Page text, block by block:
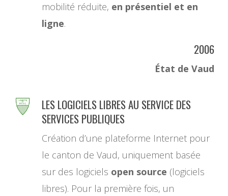
mobilité réduite, en présentiel et en
ligne.
2006
État de Vaud
LES LOGICIELS LIBRES AU SERVICE DES
SERVICES PUBLIQUES
Création d’une plateforme Internet pour
le canton de Vaud, uniquement basée
sur des logiciels open source (logiciels
libres). Pour la première fois, un